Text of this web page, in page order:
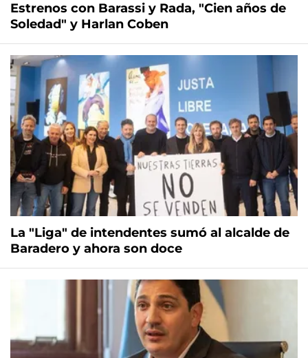
Estrenos con Barassi y Rada, "Cien años de
Soledad" y Harlan Coben
La "Liga" de intendentes sumó al alcalde de
Baradero y ahora son doce